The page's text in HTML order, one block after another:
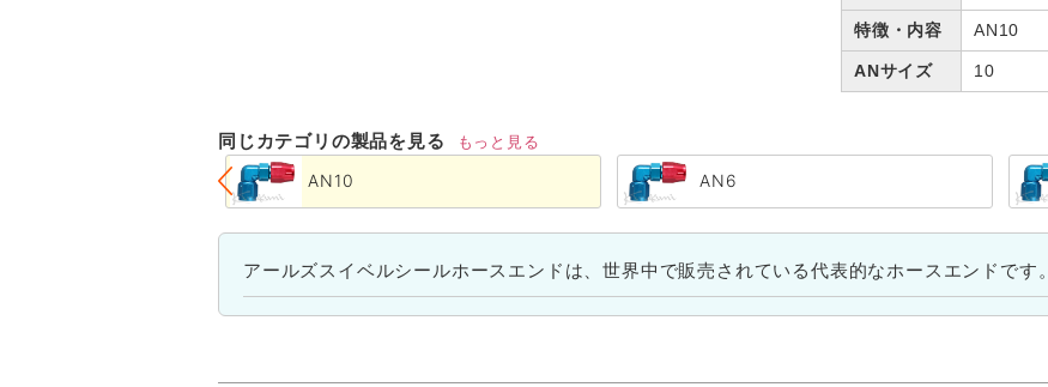
特徴・内容 AN10
ANサイズ 10
同じカテゴリの製品を見る もっと見る
AN10 AN6
アールズスイベルシールホースエンドは、世界中で販売されている代表的なホースエンドです。